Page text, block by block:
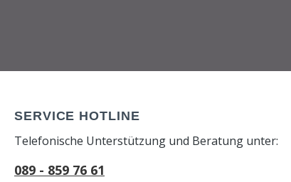
SERVICE HOTLINE
Telefonische Unterstützung und Beratung unter:
089 - 859 76 61